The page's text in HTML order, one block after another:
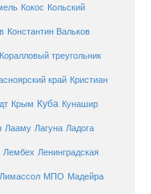
Кокос Кольский
Константин Вальков
Коралловый треугольник
край Кристиан
Крым Куба Кунашир
Лааму Лагуна Ладога
Лембех Ленинградская
Лимассол МПО Мадейра